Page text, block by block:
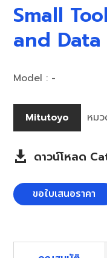
Small
and
Model : -
Mitutoyo หม
 ดาวน์โหลด
ขอใบเสนอราคา